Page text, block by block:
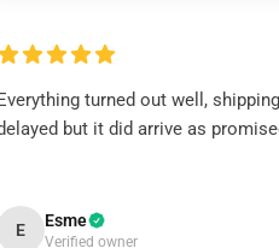
turned out well,
but it did arrive as
E Esme
Verified owner